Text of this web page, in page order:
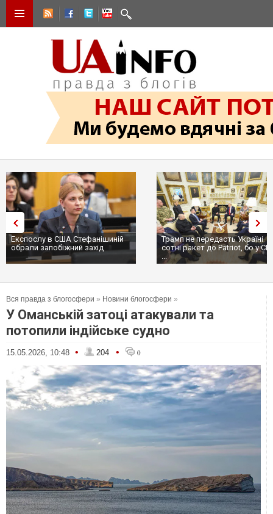
Експослу в США Стефанішиній
обрали запобіжний захід
Трамп не передасть Україні
сотні ракет до Patriot, бо у
...
Вся правда з блогосфери » Новини блогосфери »
У Оманській затоці атакували та
потопили індійське судно
15.05.2026, 10:48 • 204 • 0